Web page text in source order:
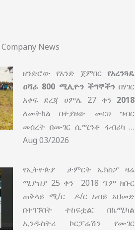
News
ዘንድሮው የአንድ ጀምበር የአረንጓዴ
ዐሻራ 800 ሚሊዮን ችግኞችን በሃገር
አቀፍ ደረጃ ሀምሌ 27 ቀን 2018
ለመትከል በተያዘው መርሀ ግብር
መሰረት በሙገር ሲሚንቶ ፋብሪካ …
Aug 03/2026
የኢትዮጵያ ታምርት ኤክስፖ ዛሬ
ሚያዝያ 25 ቀን 2018 ዓ.ም ክቡር
ጠቅላይ ሚ/ር ዶ/ር አብይ አህመድ
በተገኙበት ተከፍቷል:: በኬሚካል
ኢንዱስትሪ ኮርፓሬሽን የሙገር